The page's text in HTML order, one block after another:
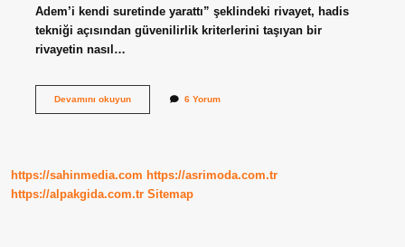
Adem’i kendi suretinde yarattı” şeklindeki rivayet, hadis
tekniği açısından güvenilirlik kriterlerini taşıyan bir
rivayetin nasıl…
Devamını okuyunAllah
6 Yorum
https://sahinmedia.com https://asrimoda.com.tr
https://alpakgida.com.tr Sitemap